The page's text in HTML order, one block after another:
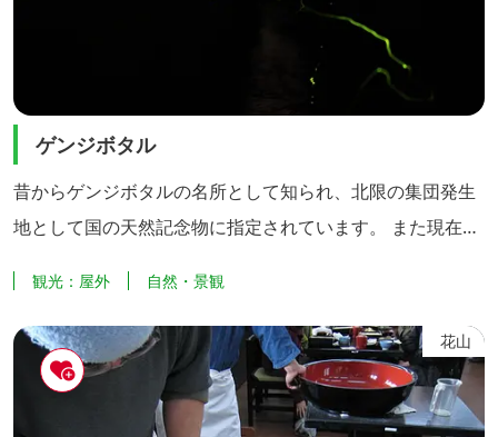
ゲンジボタル
昔からゲンジボタルの名所として知られ、北限の集団発生
地として国の天然記念物に指定されています。 また現在
きます。
観光：屋外 自然・景観
花山